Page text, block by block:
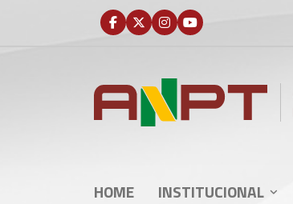
HOME INSTITUCIONAL